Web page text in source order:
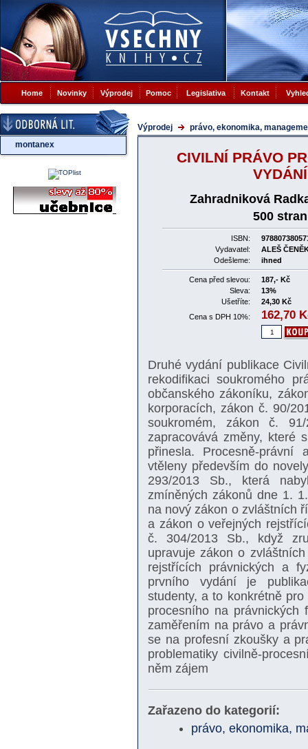
Home Novinky Výprodej Pomoc Legislativa Kontakt
montanex
Výprodej právo, ekonomika,
CIVILNÍ PRÁVO
VYDÁNÍ
Zahradniková
500 stran
ISBN:
Vydavatel:
ALEŠ
Odešleme:
ihned
Cena před slevou:
187,- Kč
Sleva:
13%
Ušetříte:
24,30 Kč
Cena s DPH 10%:
162,70
Druhé vydání publikace
rekodifikaci soukromého
občanského zákoníku,
korporacích, zákon č. 90/
soukromém, zákon č.
zapracovává změny, které
přinesla. Procesně-
vtěleny především do
293/2013 Sb., která
zmíněných zákonů dne 1.
na nový zákon o zvláštních
a zákon o veřejných
č. 304/2013 Sb., když
upravuje zákon o
rejstřících právnických a
prvního vydání je
studenty, a to konkrétně
procesního na právnických
zaměřením na právo a
se na profesní zkoušky a
problematiky civilně-
něm zájem
Zařazeno do kategorií:
právo, ekonomika,